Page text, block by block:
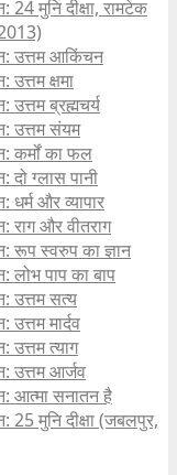
मुनि दीक्षा, रामटेक
उत्तम आकिंचन
क्षमा
ब्रह्मचर्य
उत्तम संयम
कर्मों का फल
दो ग्लास पानी
और व्यापार
राग और वीतराग
रूप स्वरुप का ज्ञान
लोभ पाप का बाप
उत्तम सत्य
मार्दव
उत्तम त्याग
उत्तम आर्जव
आत्मा सनातन है
25 मुनि दीक्षा (जबलपुर,